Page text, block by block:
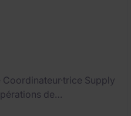
Supply
de